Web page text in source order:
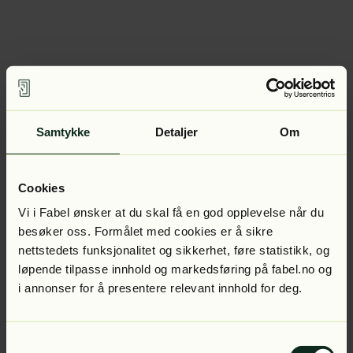
Samtykke Detaljer Om
Cookies
Vi i Fabel ønsker at du skal få en god opplevelse når du
besøker oss. Formålet med cookies er å sikre
nettstedets funksjonalitet og sikkerhet, føre statistikk, og
løpende tilpasse innhold og markedsføring på fabel.no og
i annonser for å presentere relevant innhold for deg.